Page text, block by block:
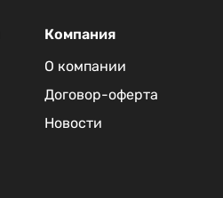
Компания
О компании
Договор-оферта
Новости